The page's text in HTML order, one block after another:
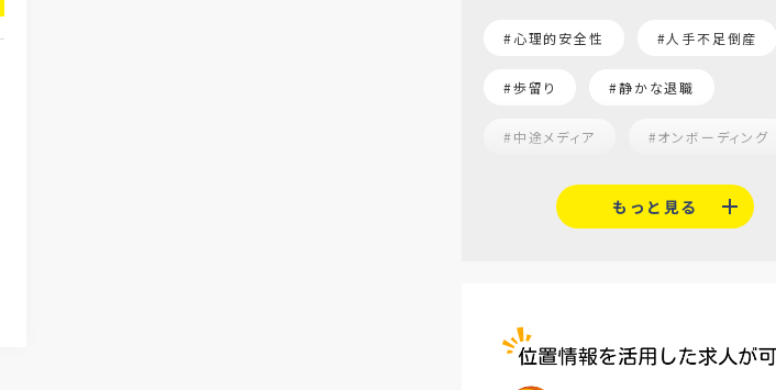
#心理的安全性 #人手不足倒産
#歩留り #静かな退職
#中途メディア #オンボーディング
#就活志向 #α世代 #福利
#AI面接
#医療業界
もっと見る